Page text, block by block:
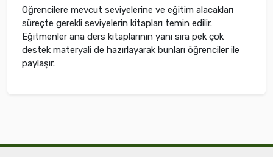
Öğrencilere mevcut seviyelerine ve eğitim alacakları
süreçte gerekli seviyelerin kitapları temin edilir.
Eğitmenler ana ders kitaplarının yanı sıra pek çok
destek materyali de hazırlayarak bunları öğrenciler ile
paylaşır.